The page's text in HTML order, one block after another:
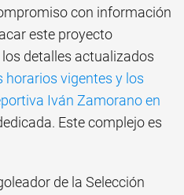
con información
este proyecto
detalles actualizados
horarios vigentes y los
Iván Zamorano en
Este complejo es
de la Selección